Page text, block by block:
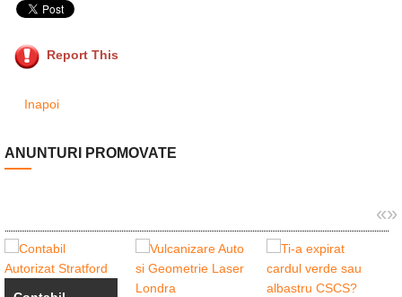
Report This
Inapoi
ANUNTURI PROMOVATE
«»